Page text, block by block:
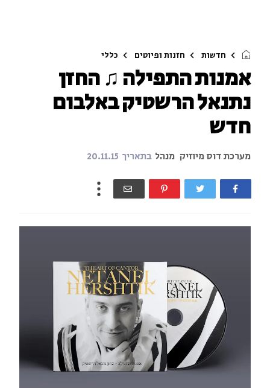
חדשות חזנות ופיוטים כללי
אמנות התפילה ♫ החזן
נתנאל הרשטיק באלבום
חדש
מערכת דוס מיוזיק מנהל בתאריך 20.11.15